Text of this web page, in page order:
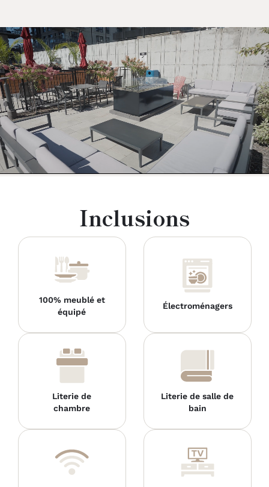
Inclusions
100% meublé et
équipé
Électroménagers
Literie de
chambre
Literie de salle de
bain